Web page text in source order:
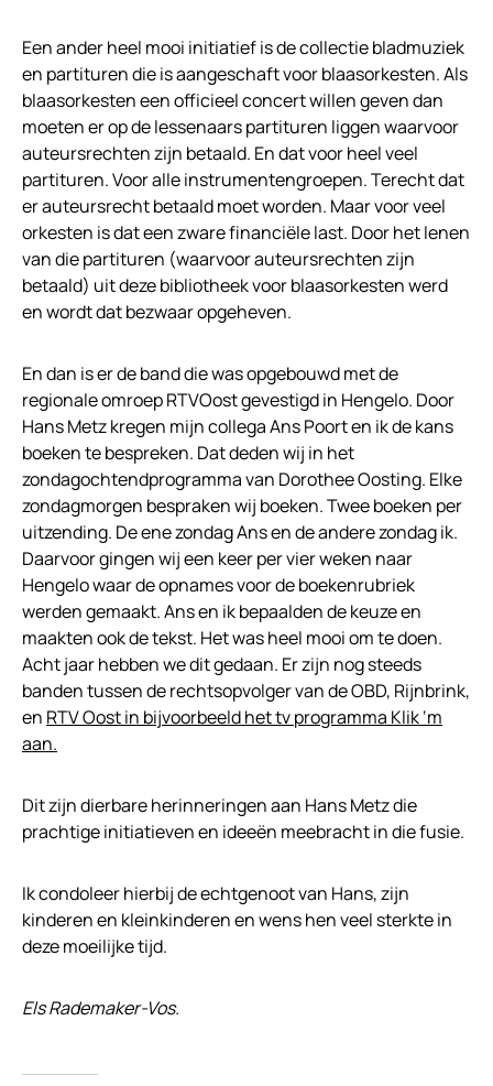
Een ander heel mooi initiatief is de collectie bladmuziek
en partituren die is aangeschaft voor blaasorkesten. Als
blaasorkesten een officieel concert willen geven dan
moeten er op de lessenaars partituren liggen waarvoor
auteursrechten zijn betaald. En dat voor heel veel
partituren. Voor alle instrumentengroepen. Terecht dat
er auteursrecht betaald moet worden. Maar voor veel
orkesten is dat een zware financiële last. Door het lenen
van die partituren (waarvoor auteursrechten zijn
betaald) uit deze bibliotheek voor blaasorkesten werd
en wordt dat bezwaar opgeheven.
En dan is er de band die was opgebouwd met de
regionale omroep RTVOost gevestigd in Hengelo. Door
Hans Metz kregen mijn collega Ans Poort en ik de kans
boeken te bespreken. Dat deden wij in het
zondagochtendprogramma van Dorothee Oosting. Elke
zondagmorgen bespraken wij boeken. Twee boeken per
uitzending. De ene zondag Ans en de andere zondag ik.
Daarvoor gingen wij een keer per vier weken naar
Hengelo waar de opnames voor de boekenrubriek
werden gemaakt. Ans en ik bepaalden de keuze en
maakten ook de tekst. Het was heel mooi om te doen.
Acht jaar hebben we dit gedaan. Er zijn nog steeds
banden tussen de rechtsopvolger van de OBD, Rijnbrink,
en RTV Oost in bijvoorbeeld het tv programma Klik ‘m
aan.
Dit zijn dierbare herinneringen aan Hans Metz die
prachtige initiatieven en ideeën meebracht in die fusie.
Ik condoleer hierbij de echtgenoot van Hans, zijn
kinderen en kleinkinderen en wens hen veel sterkte in
deze moeilijke tijd.
Els Rademaker-Vos.